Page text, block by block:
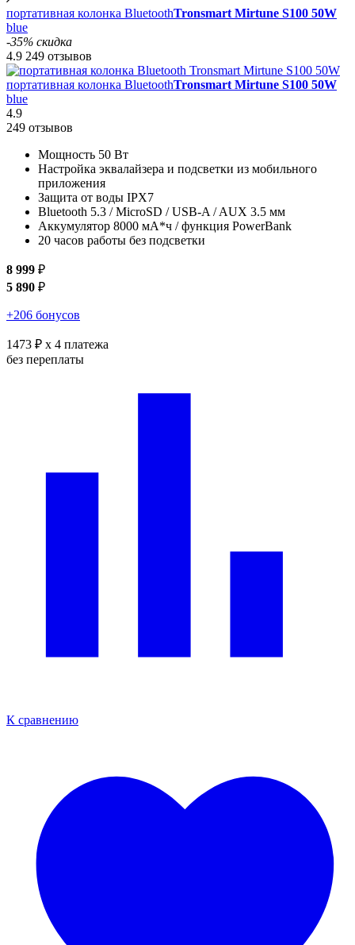
портативная колонка BluetoothTronsmart Mirtune S100 50W
blue
-35% скидка
4.9 249 отзывов
портативная колонка BluetoothTronsmart Mirtune S100 50W
blue
4.9
249 отзывов
Мощность 50 Вт
Настройка эквалайзера и подсветки из мобильного
приложения
Защита от воды IPX7
Bluetooth 5.3 / MicroSD / USB-A / AUX 3.5 мм
Аккумулятор 8000 мА*ч / функция PowerBank
20 часов работы без подсветки
8 999 ₽
5 890 ₽
+206 бонусов
1473 ₽ x 4 платежа
без переплаты
К сравнению